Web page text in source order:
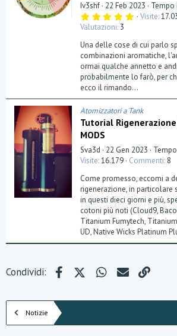
Iv3shf 22 Feb 2023
Tempo
5
0
s
t
e
l
l
(
e
)
Visite
Valutazioni 3
Una delle cose di cui parlo
combinazioni aromatiche,
ormai qualche annetto e
probabilmente lo farò, per
ecco il rimando...
Atomizzatori a Tank
Tutorial Rigenerazione
MODS
Sva3d 22 Gen 2023
Visite 16.179 Commenti 8
Come promesso, eccomi a
rigenerazione, in particolare
in questi dieci giorni e più,
cotoni più noti (Cloud9,
Titanium Fumytech,
UD, Native Wicks Platinum
Condividi: FacebookX (Twitter)WhatsApp
e-mail
Notizie